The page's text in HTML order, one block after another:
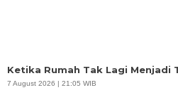
Ketika Rumah Tak Lagi Menjadi
7 August 2026 | 21:05 WIB